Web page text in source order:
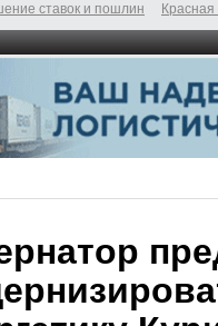
ставок и пошлин